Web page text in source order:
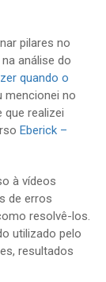
pilares no
análise do
quando o
mencionei no
realizei
Eberick –
à vídeos
de erros
resolvê-los.
utilizado pelo
resultados